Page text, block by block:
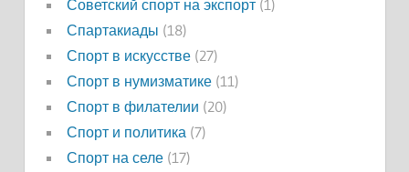
Советский спорт на экспорт(1)
Спартакиады (18)
Спорт в искусстве(27)
Спорт в нумизматике(11)
Спорт в филателии (20)
Спорт и политика (7)
Спорт на селе(17)